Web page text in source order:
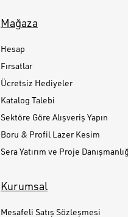
Mağaza
Hesap
Fırsatlar
Ücretsiz Hediyeler
Katalog Talebi
Sektöre Göre Alışveriş Yapın
Boru & Profil Lazer Kesim
Sera Yatırım ve Proje
Kurumsal
Mesafeli Satış Sözleşmesi